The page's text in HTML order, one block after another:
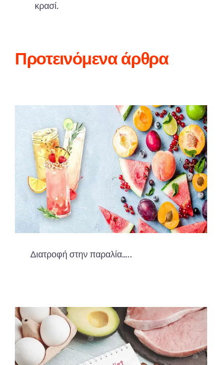
κρασί.
Προτεινόμενα άρθρα
Διατροφή στην παραλία…..